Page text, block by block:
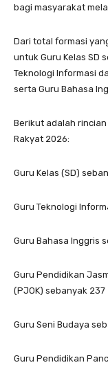
bagi masyarakat
Dari total formasi
untuk Guru Kelas SD
Teknologi Informasi
serta Guru Bahasa
Berikut adalah
Rakyat 2026:
Guru Kelas (SD)
Guru Teknologi
Guru Bahasa Inggris
Guru Pendidikan
(PJOK) sebanyak 237
Guru Seni Budaya
Guru Pendidikan